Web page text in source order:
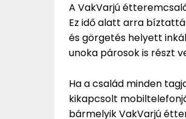
A VakVarjú
Ez idő alatt arra
és görgetés helyett
unoka párosok is részt
Ha a család minden
kikapcsolt
bármelyik VakVarjú